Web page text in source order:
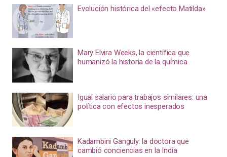
Evolución histórica del «efecto Matilda»
Mary Elvira Weeks, la científica que
humanizó la historia de la química
Igual salario para trabajos similares: una
política con efectos inesperados
Kadambini Ganguly: la doctora que
cambió conciencias en la India